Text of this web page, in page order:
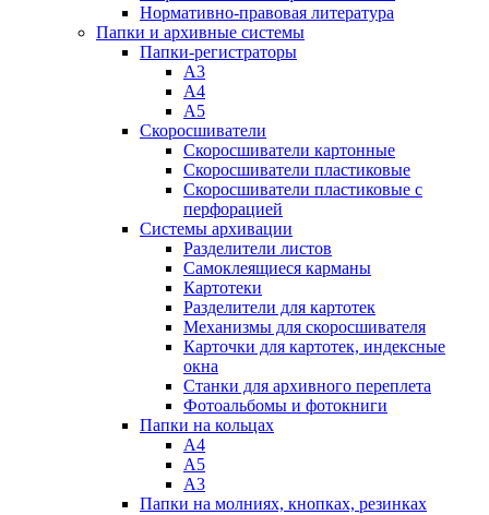
Нормативно-правовая литература
Папки и архивные системы
Папки-регистраторы
А3
А4
А5
Скоросшиватели
Скоросшиватели картонные
Скоросшиватели пластиковые
Скоросшиватели пластиковые с
перфорацией
Системы архивации
Разделители листов
Самоклеящиеся карманы
Картотеки
Разделители для картотек
Механизмы для скоросшивателя
Карточки для картотек, индексные
окна
Станки для архивного переплета
Фотоальбомы и фотокниги
Папки на кольцах
А4
А5
А3
Папки на молниях, кнопках, резинках